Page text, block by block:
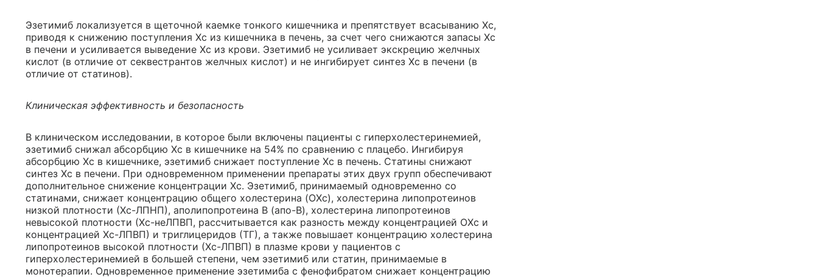
Эзетимиб локализуется в щеточной каемке тонкого кишечника и препятствует всасыванию Хс,
приводя к снижению поступления Хс из кишечника в печень, за счет чего снижаются запасы Хс
в печени и усиливается выведение Хс из крови. Эзетимиб не усиливает экскрецию желчных
кислот (в отличие от секвестрантов желчных кислот) и не ингибирует синтез Хс в печени (в
отличие от статинов).
Клиническая эффективность и безопасность
В клиническом исследовании, в которое были включены пациенты с гиперхолестеринемией,
эзетимиб снижал абсорбцию Хс в кишечнике на 54% по сравнению с плацебо. Ингибируя
абсорбцию Хс в кишечнике, эзетимиб снижает поступление Хс в печень. Статины снижают
синтез Хс в печени. При одновременном применении препараты этих двух групп обеспечивают
дополнительное снижение концентрации Хс. Эзетимиб, принимаемый одновременно со
статинами, снижает концентрацию общего холестерина (ОХс), холестерина липопротеинов
низкой плотности (Хс-ЛПНП), аполипопротеина В (апо-B), холестерина липопротеинов
невысокой плотности (Хс-неЛПВП, рассчитывается как разность между концентрацией ОХс и
концентрацией Хс-ЛПВП) и триглицеридов (ТГ), а также повышает концентрацию холестерина
липопротеинов высокой плотности (Хс-ЛПВП) в плазме крови у пациентов с
гиперхолестеринемией в большей степени, чем эзетимиб или статин, принимаемые в
монотерапии. Одновременное применение эзетимиба с фенофибратом снижает концентрацию